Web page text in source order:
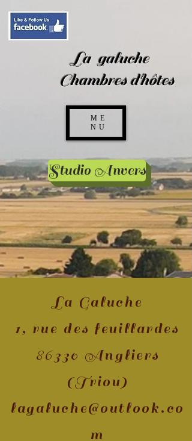
ME
NU
La galuche
Chambres d'hôtes
Studio Anvers
La Galuche
1, rue des feuillardes
86330 Angliers
(Triou)
lagaluche@outlook.co
m